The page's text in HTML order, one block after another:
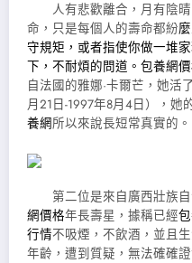
人有悲歡離合，月有陰晴
命，只是每個人的壽命都紛
守規矩，或者指使你做一堆
下，不耐煩的問道。包養網
自法國的雅娜·卡爾芒，她活
月21日-1997年8月4日），她
養網所以來說長短常真實的。
第二位是來自廣西壯族自
網價格年長壽星，據稱已經
行情不吸煙，不飲酒，並且
年齡，遭到質疑，無法確確